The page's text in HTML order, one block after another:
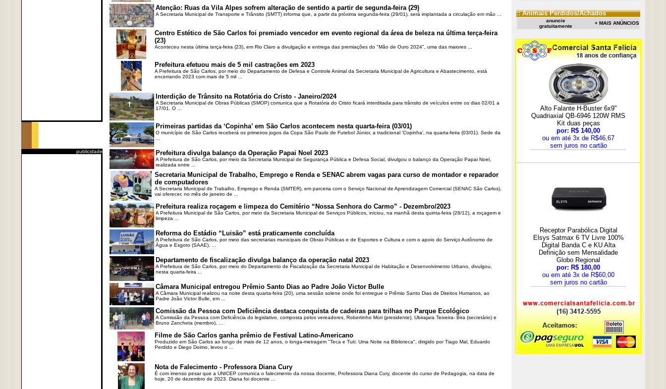
publicidade
Atenção: Ruas da Vila Alpes sofrem alteração de sentido a partir de segunda-feira (29)
A Secretaria Municipal de Transporte e Trânsito (SMTT) informa que, a partir da próxima segunda-feira (29/01), será implantada a circulação em mão ...
Centro Estético de São Carlos foi premiado vencedor em evento regional da área de beleza na última terça-feira
(23)
Aconteceu nesta última terça-feira (23), em Rio Claro a divulgação e entrega das premiações do "Mão de Ouro 2024", uma das maiores ...
Prefeitura efetuou mais de 5 mil castrações em 2023
A Prefeitura de São Carlos, por meio do Departamento de Defesa e Controle Animal da Secretaria Municipal de Agricultura e Abastecimento, está
encerrando 2023 com mais de 5 mil ...
Interdição de Trânsito na Rotatória do Cristo - Janeiro/2024
A Secretaria Municipal de Obras Públicas (SMOP) comunica que a Rotatória do Cristo ficará interditada para trânsito de veículos entre os dias 02/01 a
17/01. O ...
Primeiras partidas da ‘Copinha’ em São Carlos acontecem nesta quarta-feira (03/01)
O município de São Carlos receberá os primeiros jogos da Copa São Paulo de Futebol Júnior, a tradicional ‘Copinha’, na quarta-feira (03/01). Sede da
Prefeitura divulga balanço da Operação Papai Noel 2023
A Prefeitura de São Carlos, por meio da Secretaria Municipal de Segurança Pública e Defesa Social, divulgou o balanço da Operação Papai Noel,
realizada entre ...
Secretaria Municipal de Trabalho, Emprego e Renda e SENAC abrem vagas para curso de montador e reparador
de computadores
A Secretaria Municipal de Trabalho, Emprego e Renda (SMTER), em parceria com o Serviço Nacional de Aprendizagem Comercial (SENAC São Carlos),
vai oferecer, no mês de janeiro de ...
Prefeitura realiza roçagem e limpeza do Cemitério “Nossa Senhora do Carmo” - Dezembro/2023
A Prefeitura Municipal de São Carlos, por meio da Secretaria Municipal de Serviços Públicos, iniciou, na manhã desta quinta-feira (28/12), a roçagem e
limpeza ...
Reforma do Estádio “Luisão” está praticamente concluída
A Prefeitura de São Carlos, por meio das secretarias municipais de Obras Públicas e de Esportes e Cultura e com o apoio do Serviço Autônomo de
Água e Esgoto (SAAE), ...
Departamento de fiscalização divulga balanço da operação natal 2023
A Prefeitura de São Carlos, por meio do Departamento de Fiscalização da Secretaria Municipal de Habitação e Desenvolvimento Urbano, divulgou,
nesta quarta-feira ...
Câmara Municipal entregou Prêmio Santo Dias ao Padre João Victor Bulle
A Câmara Municipal realizou na noite desta quarta-feira (20), uma sessão solene onde foi entregue o Prêmio Santo Dias de Direitos Humanos, ao
Padre João Victor Bulle, em ...
Comissão da Pessoa com Deficiência destaca conquista de cadeiras para trilhas no Parque Ecológico
A Comissão da Pessoa com Deficiência do legislativo, composta pelos vereadores, Robertinho Mori (presidente), Ubirajara Teixeira- Bira (secretário) e
Bruno Zancheta (membro), ...
Filme de São Carlos ganha prêmio de Festival Latino-Americano
Produzido em São Carlos ao longo de mais de 12 anos, o longa-metragem "Teca e Tuti: Uma Noite na Biblioteca", dirigido por Tiago Mal, Eduardo
Perdido e Diego Doimo, levou o ...
Nota de Falecimento - Professora Diana Cury
É com imenso pesar que a UNICEP comunica o falecimento da nossa docente, Professora Diana Cury, docente do curso de Pedagogia, na data de
hoje, 20 de dezembro de 2023. Diana foi docente ...
:: Animais Perdidos/Achados
anuncie
gratuitamente
+ MAIS ANÚNCIOS